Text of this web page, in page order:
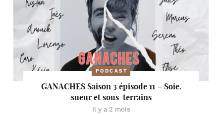
PODCAST
GANACHES Saison 3 épisode 11 – Soie,
sueur et sous-terrains
Il y a 2 mois